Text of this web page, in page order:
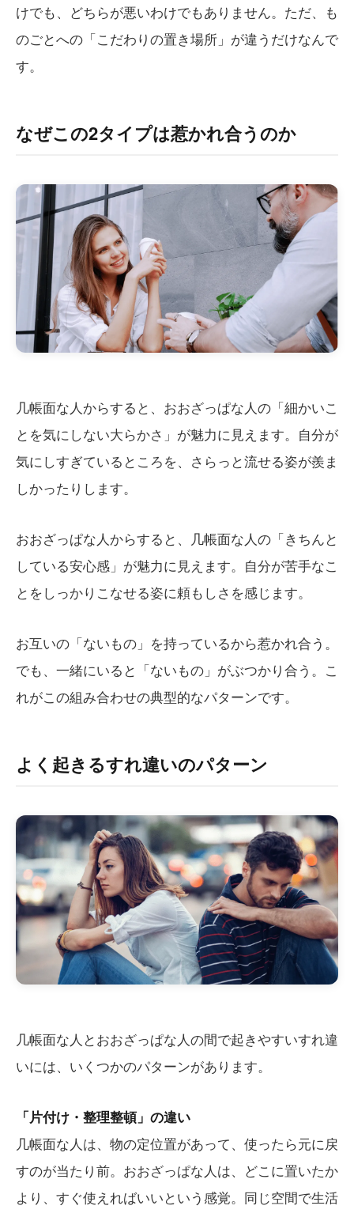
けでも、どちらが悪いわけでもありません。ただ、も
のごとへの「こだわりの置き場所」が違うだけなんで
す。
なぜこの2タイプは惹かれ合うのか
几帳面な人からすると、おおざっぱな人の「細かいこ
とを気にしない大らかさ」が魅力に見えます。自分が
気にしすぎているところを、さらっと流せる姿が羨ま
しかったりします。
おおざっぱな人からすると、几帳面な人の「きちんと
している安心感」が魅力に見えます。自分が苦手なこ
とをしっかりこなせる姿に頼もしさを感じます。
お互いの「ないもの」を持っているから惹かれ合う。
でも、一緒にいると「ないもの」がぶつかり合う。こ
れがこの組み合わせの典型的なパターンです。
よく起きるすれ違いのパターン
几帳面な人とおおざっぱな人の間で起きやすいすれ違
いには、いくつかのパターンがあります。
「片付け・整理整頓」の違い
几帳面な人は、物の定位置があって、使ったら元に戻
すのが当たり前。おおざっぱな人は、どこに置いたか
より、すぐ使えればいいという感覚。同じ空間で生活